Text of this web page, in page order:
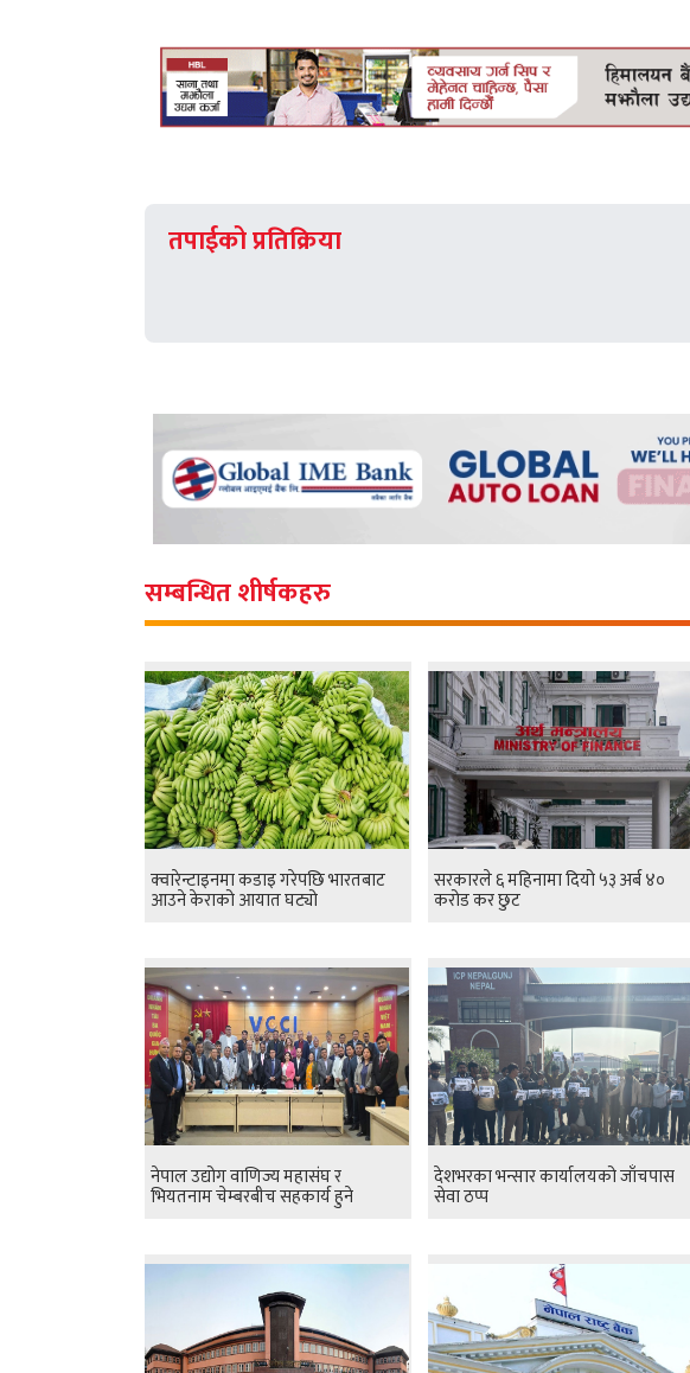
तपाईको प्रतिक्रिया
सम्बन्धित शीर्षकहरु
क्वारेन्टाइनमा कडाइ गरेपछि भारतबाट
आउने केराको आयात घट्यो
सरकारले ६ महिनामा दियो ५३ अर्ब ४०
करोड कर छुट
नेपाल उद्योग वाणिज्य महासंघ र
भियतनाम चेम्बरबीच सहकार्य हुने
देशभरका भन्सार कार्यालयको जाँचपास
सेवा ठप्प